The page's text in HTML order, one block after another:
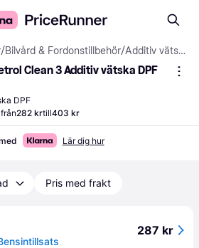
/Bilvård & Fordonstillbehör/ Additiv vätska DPF
Clean 3 Additiv vätska DPF
DPF
282 krtill403 kr
Lär dig hur
Pris med frakt
287 kr